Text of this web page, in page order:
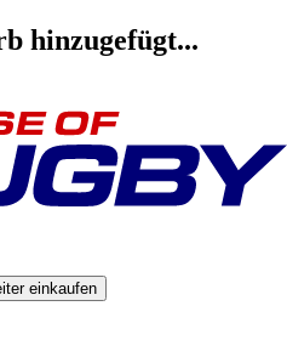
hinzugefügt...
einkaufen